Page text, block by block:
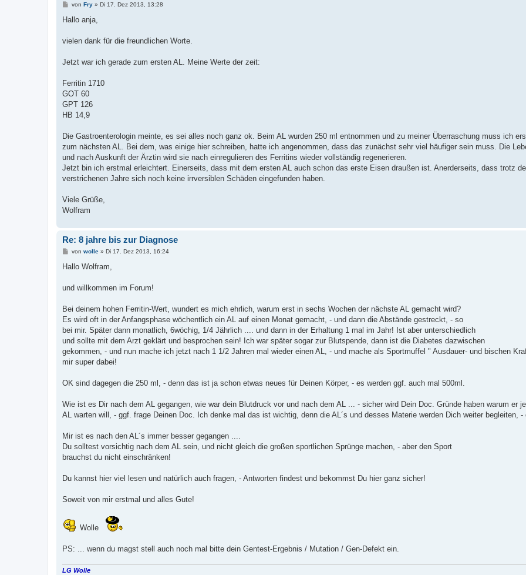
B
i
a
von Fry» Di 17. Dez 2013, 13:28
Hallo anja,
vielen dank für die freundlichen Worte.
Jetzt war ich gerade zum ersten AL. Meine Werte der zeit:
Ferritin 1710
GOT 60
GPT 126
HB 14,9
Die Gastroenterologin meinte, es sei alles noch ganz ok. Beim AL wurden 250 ml entnommen und zu meiner Überraschung muss ich
zum nächsten AL. Bei dem, was einige hier schreiben, hatte ich angenommen, dass das zunächst sehr viel häufiger sein muss. Die
und nach Auskunft der Ärztin wird sie nach einregulieren des Ferritins wieder vollständig regenerieren.
Jetzt bin ich erstmal erleichtert. Einerseits, dass mit dem ersten AL auch schon das erste Eisen draußen ist. Anerderseits, dass trotz
verstrichenen Jahre sich noch keine irrversiblen Schäden eingefunden haben.
Viele Grüße,
Wolfram
Re: 8 jahre bis zur Diagnose
B
i
a
von wolle» Di 17. Dez 2013, 16:24
Hallo Wolfram,
und willkommen im Forum!
Bei deinem hohen Ferritin-Wert, wundert es mich ehrlich, warum erst in sechs Wochen der nächste AL gemacht wird?
Es wird oft in der Anfangsphase wöchentlich ein AL auf einen Monat gemacht, - und dann die Abstände gestreckt, - so
bei mir. Später dann monatlich, 6wöchig, 1/4 Jährlich .... und dann in der Erhaltung 1 mal im Jahr! Ist aber unterschiedlich
und sollte mit dem Arzt geklärt und besprochen sein! Ich war später sogar zur Blutspende, dann ist die Diabetes dazwischen
gekommen, - und nun mache ich jetzt nach 1 1/2 Jahren mal wieder einen AL, - und mache als Sportmuffel " Ausdauer- und bischen
mir super dabei!
OK sind dagegen die 250 ml, - denn das ist ja schon etwas neues für Deinen Körper, - es werden ggf. auch mal 500ml.
Wie ist es Dir nach dem AL gegangen, wie war dein Blutdruck vor und nach dem AL ... - sicher wird Dein Doc. Gründe haben warum er
AL warten will, - ggf. frage Deinen Doc. Ich denke mal das ist wichtig, denn die AL´s und desses Materie werden Dich weiter begleiten,
Mir ist es nach den AL´s immer besser gegangen ....
Du solltest vorsichtig nach dem AL sein, und nicht gleich die großen sportlichen Sprünge machen, - aber den Sport
brauchst du nicht einschränken!
Du kannst hier viel lesen und natürlich auch fragen, - Antworten findest und bekommst Du hier ganz sicher!
Soweit von mir erstmal und alles Gute!
Wolle
PS: ... wenn du magst stell auch noch mal bitte dein Gentest-Ergebnis / Mutation / Gen-Defekt ein.
LG Wolle